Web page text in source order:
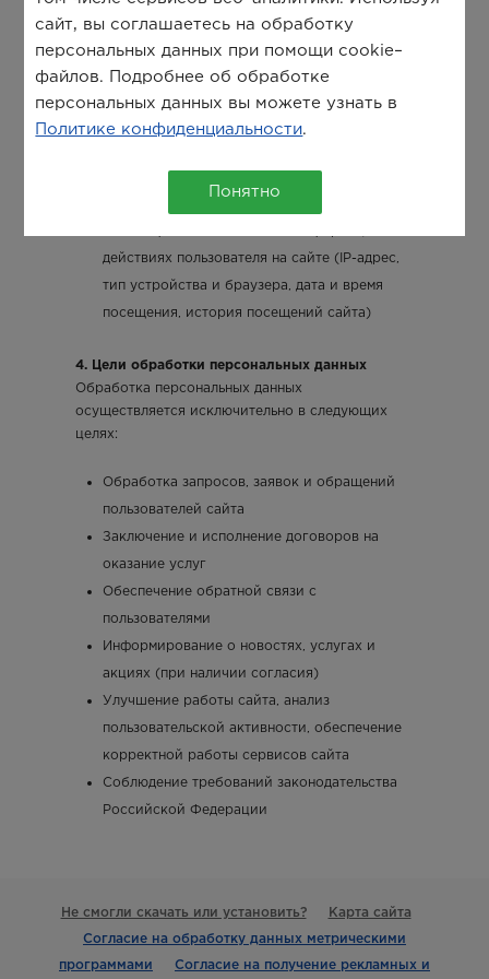
Контактный номер телефона
форм обратной связи или заявок (например,
действиях пользователя на сайте (IP-адрес,
тип устройства и браузера, дата и время
посещения, история посещений сайта)
4. Цели обработки персональных данных
Обработка персональных данных
осуществляется исключительно в следующих
целях:
Обработка запросов, заявок и обращений
пользователей сайта
Заключение и исполнение договоров на
оказание услуг
Обеспечение обратной связи с
пользователями
Информирование о новостях, услугах и
акциях (при наличии согласия)
Улучшение работы сайта, анализ
пользовательской активности, обеспечение
корректной работы сервисов сайта
Соблюдение требований законодательства
Российской Федерации
Не смогли скачать или установить? Карта сайта
Согласие на обработку данных метрическими
программами Согласие на получение рекламных и
сайт, вы соглашаетесь на обработку
персональных данных при помощи cookie–
файлов. Подробнее об обработке
персональных данных вы можете узнать в
Политике конфиденциальности.
Понятно